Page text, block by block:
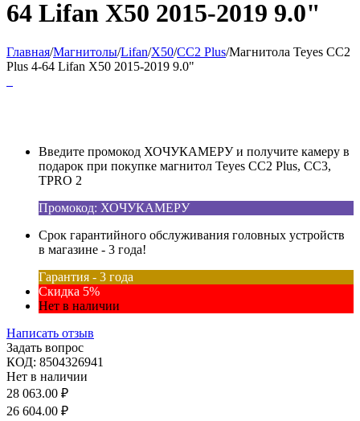
64 Lifan X50 2015-2019 9.0"
Главная/Магнитолы/Lifan/X50/CC2 Plus/Магнитола Teyes CC2
Plus 4-64 Lifan X50 2015-2019 9.0"
Введите промокод ХОЧУКАМЕРУ и получите камеру в
подарок при покупке магнитол Teyes CC2 Plus, CC3,
TPRO 2
Промокод: ХОЧУКАМЕРУ
Срок гарантийного обслуживания головных устройств
в магазине - 3 года!
Гарантия - 3 года
Скидка 5%
Нет в наличии
Написать отзыв
Задать вопрос
КОД: 8504326941
Нет в наличии
28 063.00 ₽
26 604.00 ₽